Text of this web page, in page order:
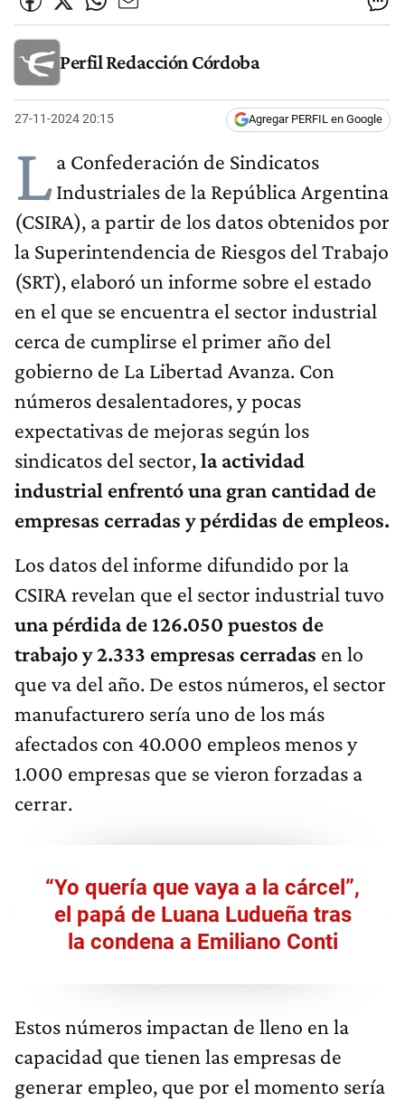
Perfil Redacción Córdoba
27-11-2024 20:15 Agregar PERFIL en Google
La Confederación de Sindicatos
Industriales de la República Argentina
(CSIRA), a partir de los datos obtenidos por
la Superintendencia de Riesgos del Trabajo
(SRT), elaboró un informe sobre el estado
en el que se encuentra el sector industrial
cerca de cumplirse el primer año del
gobierno de La Libertad Avanza. Con
números desalentadores, y pocas
expectativas de mejoras según los
sindicatos del sector,la actividad
industrial enfrentó una gran cantidad de
empresas cerradas y pérdidas de empleos.
Los datos del informe difundido por la
CSIRA revelan que el sector industrial tuvo
una pérdida de 126.050 puestos de
trabajo y 2.333 empresas cerradas en lo
que va del año. De estos números, el sector
manufacturero sería uno de los más
afectados con 40.000 empleos menos y
1.000 empresas que se vieron forzadas a
cerrar.
“Yo quería que vaya a la cárcel”,
el papá de Luana Ludueña tras
la condena a Emiliano Conti
Estos números impactan de lleno en la
capacidad que tienen las empresas de
generar empleo, que por el momento sería